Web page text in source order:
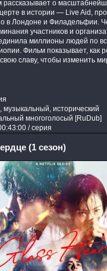
рассказывает о
в истории — Live Aid,
в Лондоне и Филадельфии.
участников и
миллионы людей по
Фильм показывает, как
славу, чтобы изменить
музыкальный, исторический
многоголосый [RuDub]
/ серия
(1 сезон)